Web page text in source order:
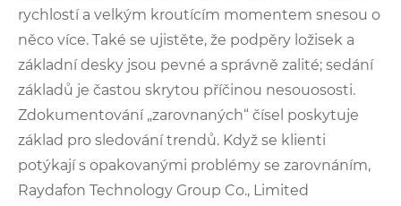
rychlostí a velkým kroutícím momentem snesou o
něco více. Také se ujistěte, že podpěry ložisek a
základní desky jsou pevné a správně zalité; sedání
základů je častou skrytou příčinou nesouososti.
Zdokumentování „zarovnaných“ čísel poskytuje
základ pro sledování trendů. Když se klienti
potýkají s opakovanými problémy se zarovnáním,
Raydafon Technology Group Co., Limited